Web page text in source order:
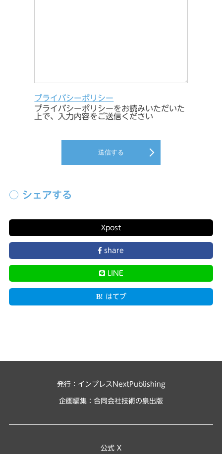
プライバシーポリシー
プライバシーポリシーをお読みいただいた
上で、入力内容をご送信ください
送信する
○ シェアする
Xpost
share
LINE
はてブ
発行：インプレスNextPublishing
企画編集： 合同会社技術の泉出版
公式 X